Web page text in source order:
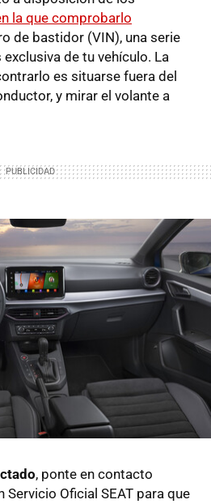
la que comprobarlo
de bastidor (VIN), una serie
de tu vehículo. La
es situarse fuera del
y mirar el volante a
, ponte en contacto
Oficial SEAT para que